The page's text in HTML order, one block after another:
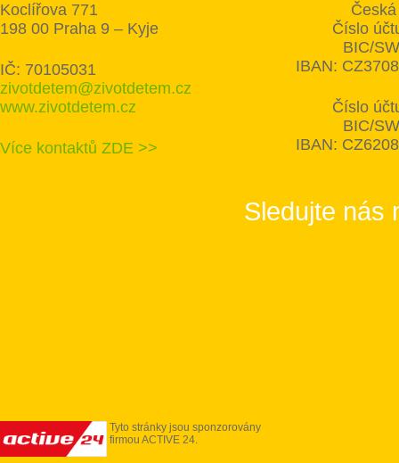
Koclířova 771
198 00 Praha 9 – Kyje
IČ: 70105031
zivotdetem@zivotdetem.cz
www.zivotdetem.cz
Více kontaktů ZDE >>
Číslo
BIC/
IBAN:
Číslo
BIC/
IBAN:
Sledujte nás
Tyto stránky jsou sponzorovány
firmou ACTIVE 24.